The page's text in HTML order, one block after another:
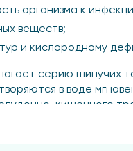
организма к
веществ;
и кислородному
серию шипучих
в воде
кишечного
идеально